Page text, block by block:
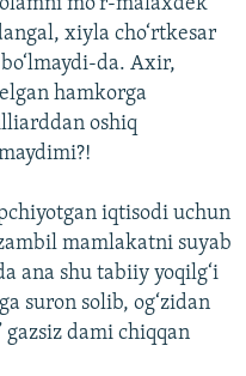
mo‘r-malaxdek
xiyla cho‘rtkesar
da. Axir,
hamkorga
oshiq
iqtisodi uchun
mamlakatni suyab
ana shu tabiiy yoqilg‘i
suron solib, og‘zidan
gazsiz dami chiqqan